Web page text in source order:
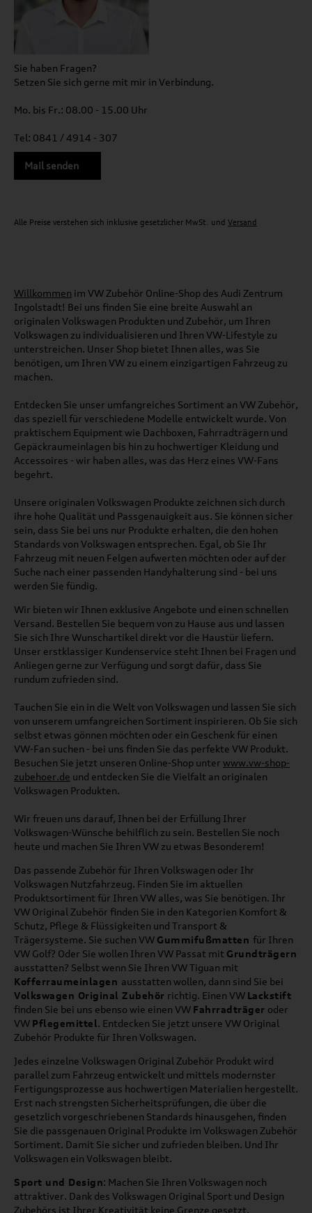
Sie haben Fragen?
Setzen Sie sich gerne mit mir in Verbindung.
Mo. bis Fr.: 08.00 - 15.00 Uhr
Tel: 0841 / 4914 - 307
Mail senden
Alle Preise verstehen sich inklusive gesetzlicher MwSt. und Versand
Willkommen im VW Zubehör Online-Shop des Audi Zentrum
Ingolstadt! Bei uns finden Sie eine breite Auswahl an
originalen Volkswagen Produkten und Zubehör, um Ihren
Volkswagen zu individualisieren und Ihren VW-Lifestyle zu
unterstreichen. Unser Shop bietet Ihnen alles, was Sie
benötigen, um Ihren VW zu einem einzigartigen Fahrzeug zu
machen.
Entdecken Sie unser umfangreiches Sortiment an VW Zubehör,
das speziell für verschiedene Modelle entwickelt wurde. Von
praktischem Equipment wie Dachboxen, Fahrradträgern und
Gepäckraumeinlagen bis hin zu hochwertiger Kleidung und
Accessoires - wir haben alles, was das Herz eines VW-Fans
begehrt.
Unsere originalen Volkswagen Produkte zeichnen sich durch
ihre hohe Qualität und Passgenauigkeit aus. Sie können sicher
sein, dass Sie bei uns nur Produkte erhalten, die den hohen
Standards von Volkswagen entsprechen. Egal, ob Sie Ihr
Fahrzeug mit neuen Felgen aufwerten möchten oder auf der
Suche nach einer passenden Handyhalterung sind - bei uns
werden Sie fündig.
Wir bieten wir Ihnen exklusive Angebote und einen schnellen
Versand. Bestellen Sie bequem von zu Hause aus und lassen
Sie sich Ihre Wunschartikel direkt vor die Haustür liefern.
Unser erstklassiger Kundenservice steht Ihnen bei Fragen und
Anliegen gerne zur Verfügung und sorgt dafür, dass Sie
rundum zufrieden sind.
Tauchen Sie ein in die Welt von Volkswagen und lassen Sie sich
von unserem umfangreichen Sortiment inspirieren. Ob Sie sich
selbst etwas gönnen möchten oder ein Geschenk für einen
VW-Fan suchen - bei uns finden Sie das perfekte VW Produkt.
Besuchen Sie jetzt unseren Online-Shop unter www.vw-shop-
zubehoer.de und entdecken Sie die Vielfalt an originalen
Volkswagen Produkten.
Wir freuen uns darauf, Ihnen bei der Erfüllung Ihrer
Volkswagen-Wünsche behilflich zu sein. Bestellen Sie noch
heute und machen Sie Ihren VW zu etwas Besonderem!
Das passende Zubehör für Ihren Volkswagen oder Ihr
Volkswagen Nutzfahrzeug. Finden Sie im aktuellen
Produktsortiment für Ihren VW alles, was Sie benötigen. Ihr
VW Original Zubehör finden Sie in den Kategorien Komfort &
Schutz, Pflege & Flüssigkeiten und Transport &
Trägersysteme. Sie suchen VW Gummifußmatten für Ihren
VW Golf? Oder Sie wollen Ihren VW Passat mit Grundträgern
ausstatten? Selbst wenn Sie Ihren VW Tiguan mit
Kofferraumeinlagen ausstatten wollen, dann sind Sie bei
Volkswagen Original Zubehör richtig. Einen VW Lackstift
finden Sie bei uns ebenso wie einen VW Fahrradträger oder
VW Pflegemittel. Entdecken Sie jetzt unsere VW Original
Zubehör Produkte für Ihren Volkswagen.
Jedes einzelne Volkswagen Original Zubehör Produkt wird
parallel zum Fahrzeug entwickelt und mittels modernster
Fertigungsprozesse aus hochwertigen Materialien hergestellt.
Erst nach strengsten Sicherheitsprüfungen, die über die
gesetzlich vorgeschriebenen Standards hinausgehen, finden
Sie die passgenauen Original Produkte im Volkswagen Zubehör
Sortiment. Damit Sie sicher und zufrieden bleiben. Und Ihr
Volkswagen ein Volkswagen bleibt.
Sport und Design: Machen Sie Ihren Volkswagen noch
attraktiver. Dank des Volkswagen Original Sport und Design
Zubehörs ist Ihrer Kreativität keine Grenze gesetzt.